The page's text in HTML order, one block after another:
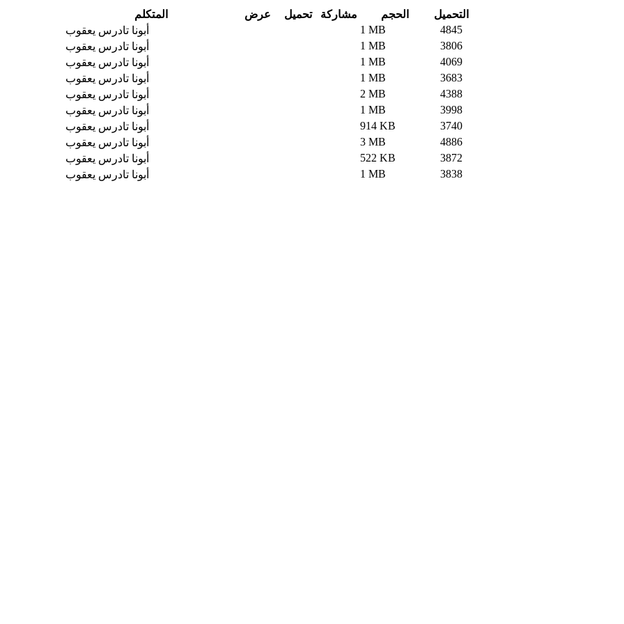
المتكلم عرض تحميل مشاركة الحجم
التحميل
أبونا تادرس يعقوب
1 MB
4845
أبونا تادرس يعقوب
1 MB
3806
أبونا تادرس يعقوب
1 MB
4069
أبونا تادرس يعقوب
1 MB
3683
أبونا تادرس يعقوب
2 MB
4388
أبونا تادرس يعقوب
1 MB
3998
أبونا تادرس يعقوب
914 KB
3740
أبونا تادرس يعقوب
3 MB
4886
أبونا تادرس يعقوب
522 KB
3872
أبونا تادرس يعقوب
1 MB 3838